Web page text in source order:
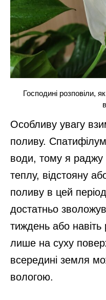
Господині розповіли,
Особливу увагу
поливу.
води, тому я раджу
теплу, відстояну
поливу в цей
достатньо
тиждень або навіть
лише на суху
всередині земля
вологою.